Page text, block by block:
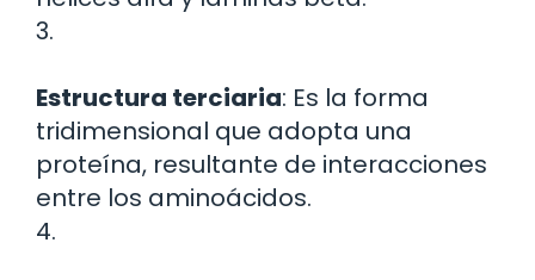
3.
Estructura terciaria: Es la forma
tridimensional que adopta una
proteína, resultante de interacciones
entre los aminoácidos.
4.